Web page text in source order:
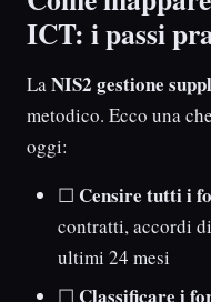
ICT: i passi
LaNIS2 gestione
metodico. Ecco una
oggi:
☐ Censire tutti i
contratti, accordi
ultimi 24 mesi
☐ Classificare i